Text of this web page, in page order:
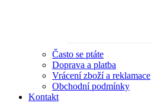
Často se ptáte
Doprava a platba
Vrácení zboží a reklamace
Obchodní podmínky
Kontakt